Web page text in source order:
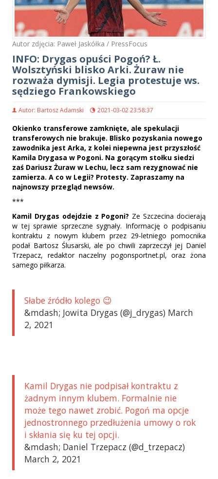
Autor zdjęcia: Paweł Jaskółka / PressFocus
INFO: Drygas opuści Pogoń? Ł.
Wolsztyński blisko Arki. Żuraw nie
rozważa dymisji. Legia protestuje ws.
sędziego Frankowskiego
Autor: Bartosz Adamski 2021-03-02 23:58:37
Okienko transferowe zamknięte, ale spekulacji
transferowych nie brakuje. Blisko pozyskania nowego
zawodnika jest Arka, z kolei niepewna jest przyszłość
Kamila Drygasa w Pogoni. Na gorącym stołku siedzi
zaś Dariusz Żuraw w Lechu, lecz sam rezygnować nie
zamierza. A co w Legii? Protesty. Zapraszamy na
najnowszy przegląd newsów.
***
Kamil Drygas odejdzie z Pogoni? Ze Szczecina docierają
w tej sprawie sprzeczne sygnały. Informację o podpisaniu
kontraktu z nowym klubem przez 29-letniego pomocnika
podał Bartosz Ślusarski, ale po chwili zaprzeczył jej Daniel
Trzepacz, redaktor naczelny pogonsportnet.pl, oraz żona
samego piłkarza.
Słabe źródło kolego 😉
&mdash; Jowita Drygas (@j_drygas) March
2, 2021
Kamil Drygas nie podpisał kontraktu z
żadnym innym klubem. Formalnie nie
może tego nawet zrobić. Pogoń ma opcje
jednostronnego przedłużenia umowy o rok
i skłania się ku tej opcji.
&mdash; Daniel Trzepacz (@d_trzepacz)
March 2, 2021